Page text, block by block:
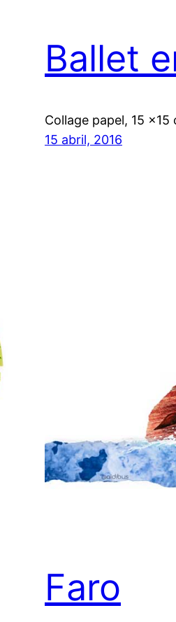
Ballet
Collage papel, 15
15 abril, 2016
Faro